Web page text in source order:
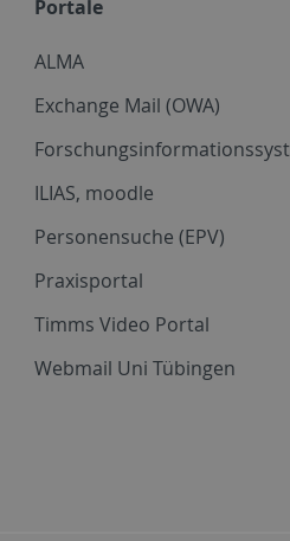
Portale
ALMA
Exchange Mail (OWA)
ILIAS, moodle
Personensuche (EPV)
Praxisportal
Timms Video Portal
Webmail Uni Tübingen